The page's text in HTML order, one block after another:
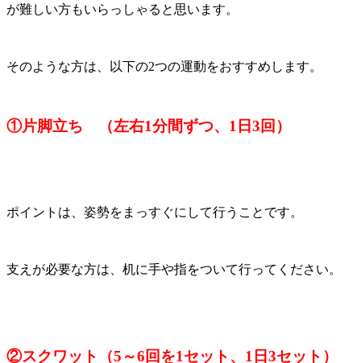
が難しい方もいらっしゃると思います。
そのような方は、以下の2つの運動をおすすめします。
①片脚立ち （左右1分間ずつ、1日3回）
ポイントは、姿勢をまっすぐにして行うことです。
支えが必要な方は、机に手や指をついて行ってください。
②スクワット（5～6回を1セット、1日3セット）